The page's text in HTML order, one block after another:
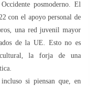
posmoderno. El
con el apoyo personal de
una red juvenil mayor
de la UE. Esto no es
cultural, la forja de una
si piensan que, en